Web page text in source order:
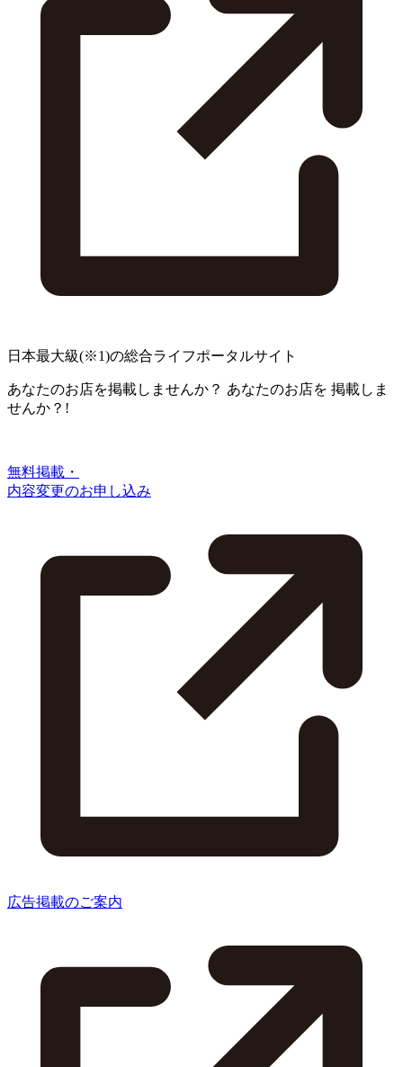
日本最大級(※1)の総合ライフポータルサイト
あなたのお店を掲載しませんか？ あなたのお店を 掲載しま
せんか？!
無料掲載・
内容変更のお申し込み
広告掲載のご案内